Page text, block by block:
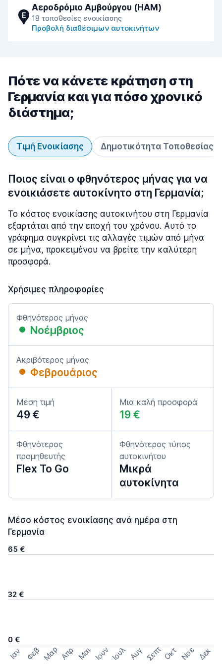
E
Αεροδρόμιο Αμβούργου (HAM)
18 τοποθεσίες ενοικίασης
Προβολή διαθέσιμων αυτοκινήτων
Πότε να κάνετε κράτηση στη
Γερμανία και για πόσο χρονικό
διάστημα;
Τιμή Ενοικίασης Δημοτικότητα Τοποθεσίας
Ποιος είναι ο φθηνότερος μήνας για να
ενοικιάσετε αυτοκίνητο στη Γερμανία;
Το κόστος ενοικίασης αυτοκινήτου στη Γερμανία
εξαρτάται από την εποχή του χρόνου. Αυτό το
γράφημα συγκρίνει τις αλλαγές τιμών από μήνα
σε μήνα, προκειμένου να βρείτε την καλύτερη
προσφορά.
Χρήσιμες πληροφορίες
Φθηνότερος μήνας
Νοέμβριος
Ακριβότερος μήνας
Φεβρουάριος
Μέση τιμή
49 €
Μια καλή προσφορά
19 €
Φθηνότερος
προμηθευτής
Flex To Go
Φθηνότερος τύπος
αυτοκινήτου
Μικρά
αυτοκίνητα
Μέσο κόστος ενοικίασης ανά ημέρα στη
Γερμανία
65 €
32 €
0 €
Ιαν Φεβ Μαρ Απρ Μαι Ιουν Ιουλ Αυγ Σεπτ Οκτ Νοε Δεκ